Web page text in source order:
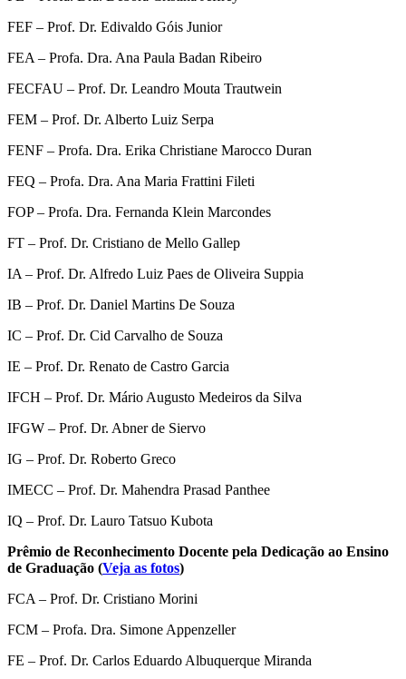
FEF – Prof. Dr. Edivaldo Góis Junior
FEA – Profa. Dra. Ana Paula Badan Ribeiro
FECFAU – Prof. Dr. Leandro Mouta Trautwein
FEM – Prof. Dr. Alberto Luiz Serpa
FENF – Profa. Dra. Erika Christiane Marocco Duran
FEQ – Profa. Dra. Ana Maria Frattini Fileti
FOP – Profa. Dra. Fernanda Klein Marcondes
FT – Prof. Dr. Cristiano de Mello Gallep
IA – Prof. Dr. Alfredo Luiz Paes de Oliveira Suppia
IB – Prof. Dr. Daniel Martins De Souza
IC – Prof. Dr. Cid Carvalho de Souza
IE – Prof. Dr. Renato de Castro Garcia
IFCH – Prof. Dr. Mário Augusto Medeiros da Silva
IFGW – Prof. Dr. Abner de Siervo
IG – Prof. Dr. Roberto Greco
IMECC – Prof. Dr. Mahendra Prasad Panthee
IQ – Prof. Dr. Lauro Tatsuo Kubota
Prêmio de Reconhecimento Docente pela Dedicação ao Ensino
de Graduação (Veja as fotos)
FCA – Prof. Dr. Cristiano Morini
FCM – Profa. Dra. Simone Appenzeller
FE – Prof. Dr. Carlos Eduardo Albuquerque Miranda